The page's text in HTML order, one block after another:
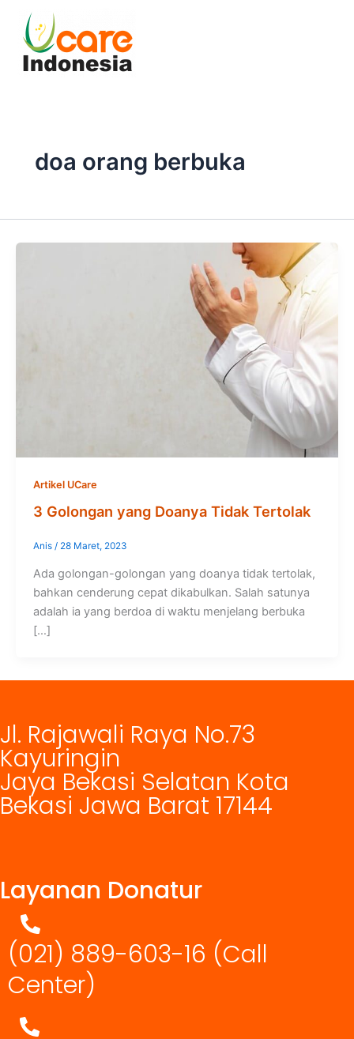
content
doa orang berbuka
Artikel UCare
3 Golongan yang Doanya Tidak Tertolak
Anis / 28 Maret, 2023
Ada golongan-golongan yang doanya tidak tertolak,
bahkan cenderung cepat dikabulkan. Salah satunya
adalah ia yang berdoa di waktu menjelang berbuka
[…]
Jl. Rajawali Raya No.73
Kayuringin
Jaya Bekasi Selatan Kota
Bekasi Jawa Barat 17144
Layanan Donatur
(021) 889-603-16 (Call
Center)